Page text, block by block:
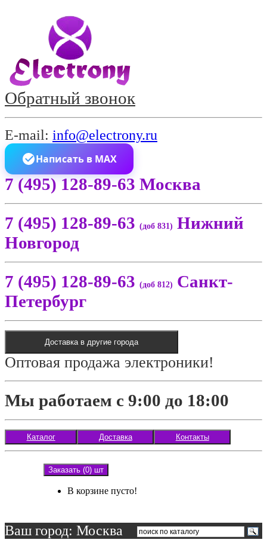
Обратный звонок
E-mail: info@electrony.ru
Написать в MAX
7 (495) 128-89-63 Москва
7 (495) 128-89-63 (доб 831) Нижний
Новгород
7 (495) 128-89-63 (доб 812) Санкт-
Петербург
Доставка в другие города
Оптовая продажа электроники!
Мы работаем с 9:00 до 18:00
Каталог Доставка Контакты
Заказать (0) шт
В корзине пусто!
Ваш город: Москва